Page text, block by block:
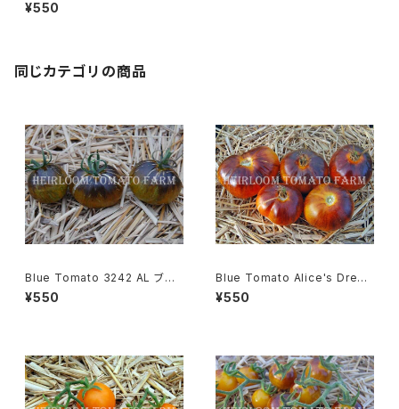
ストラヴァガンテ・ロウフィアン
¥550
同じカテゴリの商品
Blue Tomato 3242 AL ブル
ートマト・3242 AL＊2019新品
種
¥550
Blue Tomato Alice's Drea
m ブルートマト・アリスズ・ドリー
ム＊2018新品種
¥550